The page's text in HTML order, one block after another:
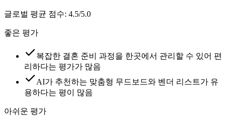
글로벌 평균 점수: 4.5/5.0
좋은 평가
복잡한 결혼 준비 과정을 한곳에서 관리할 수 있어 편
리하다는 평가가 많음
AI가 추천하는 맞춤형 무드보드와 벤더 리스트가 유
용하다는 평이 많음
아쉬운 평가